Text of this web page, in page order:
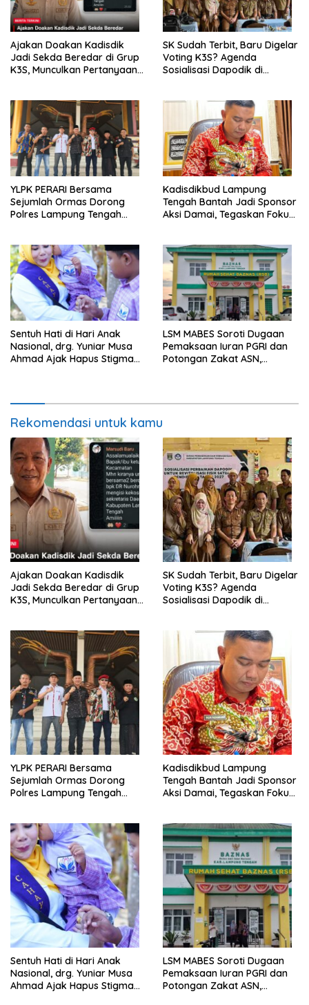
Ajakan Doakan Kadisdik
Jadi Sekda Beredar di Grup
K3S, Munculkan Pertanyaan
SK Sudah Terbit, Baru Digelar
Voting K3S? Agenda
Sosialisasi Dapodik di
YLPK PERARI Bersama
Sejumlah Ormas Dorong
Polres Lampung Tengah
Pelanggaran UU ITE
Kadisdikbud Lampung
Tengah Bantah Jadi Sponsor
Aksi Damai, Tegaskan Fokus
Sentuh Hati di Hari Anak
Nasional, drg. Yuniar Musa
Ahmad Ajak Hapus Stigma
LSM MABES Soroti Dugaan
Pemaksaan Iuran PGRI dan
Potongan Zakat ASN,
Rekomendasi untuk kamu
Ajakan Doakan Kadisdik
Jadi Sekda Beredar di Grup
K3S, Munculkan Pertanyaan
SK Sudah Terbit, Baru Digelar
Voting K3S? Agenda
Sosialisasi Dapodik di
YLPK PERARI Bersama
Sejumlah Ormas Dorong
Polres Lampung Tengah
Pelanggaran UU ITE
Kadisdikbud Lampung
Tengah Bantah Jadi Sponsor
Aksi Damai, Tegaskan Fokus
Sentuh Hati di Hari Anak
Nasional, drg. Yuniar Musa
Ahmad Ajak Hapus Stigma
LSM MABES Soroti Dugaan
Pemaksaan Iuran PGRI dan
Potongan Zakat ASN,